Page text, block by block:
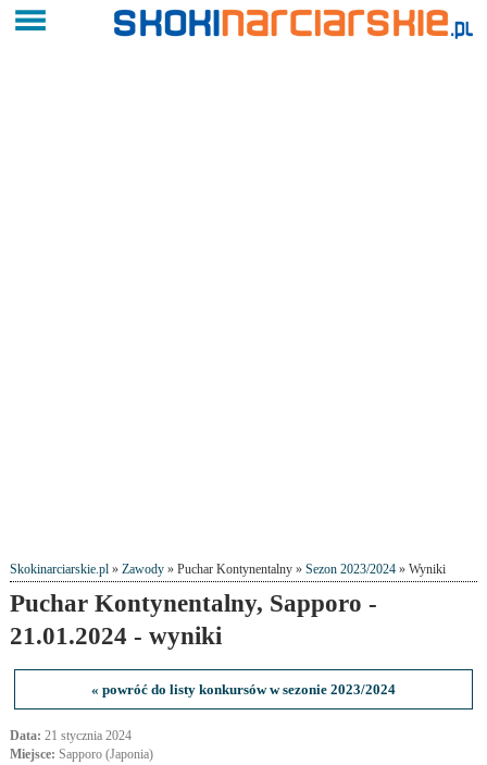
Skokinarciarskie.pl» Zawody» Puchar Kontynentalny » Sezon 2023/2024» Wyniki
Puchar Kontynentalny, Sapporo -
21.01.2024 - wyniki
« powróć do listy konkursów w sezonie 2023/2024
Data: 21 stycznia 2024
Miejsce: Sapporo (Japonia)